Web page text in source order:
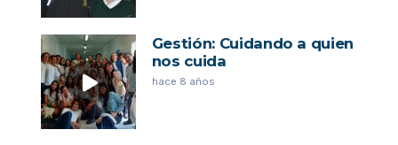
Gestión: Cuidando a quien
nos cuida
hace 8 años